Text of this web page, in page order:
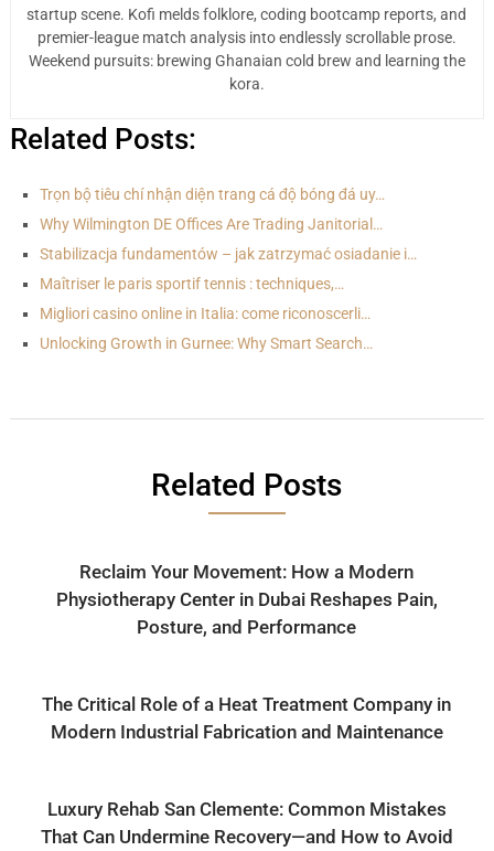
startup scene. Kofi melds folklore, coding bootcamp reports, and
premier-league match analysis into endlessly scrollable prose.
Weekend pursuits: brewing Ghanaian cold brew and learning the
kora.
Related Posts:
Trọn bộ tiêu chí nhận diện trang cá độ bóng đá uy…
Why Wilmington DE Offices Are Trading Janitorial…
Stabilizacja fundamentów – jak zatrzymać osiadanie i…
Maîtriser le paris sportif tennis : techniques,…
Migliori casino online in Italia: come riconoscerli…
Unlocking Growth in Gurnee: Why Smart Search…
Related Posts
Reclaim Your Movement: How a Modern
Physiotherapy Center in Dubai Reshapes Pain,
Posture, and Performance
The Critical Role of a Heat Treatment Company in
Modern Industrial Fabrication and Maintenance
Luxury Rehab San Clemente: Common Mistakes
That Can Undermine Recovery—and How to Avoid